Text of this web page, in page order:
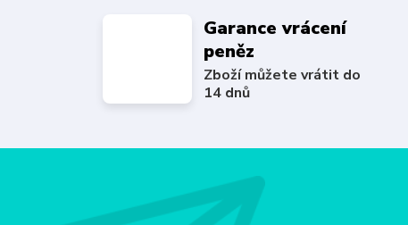
Garance vrácení
peněz
Zboží můžete vrátit do
14 dnů